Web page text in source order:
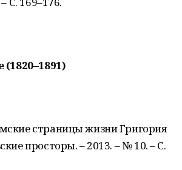
(1820–1891)
страницы жизни Григория
просторы. – 2013. – № 10. – С.